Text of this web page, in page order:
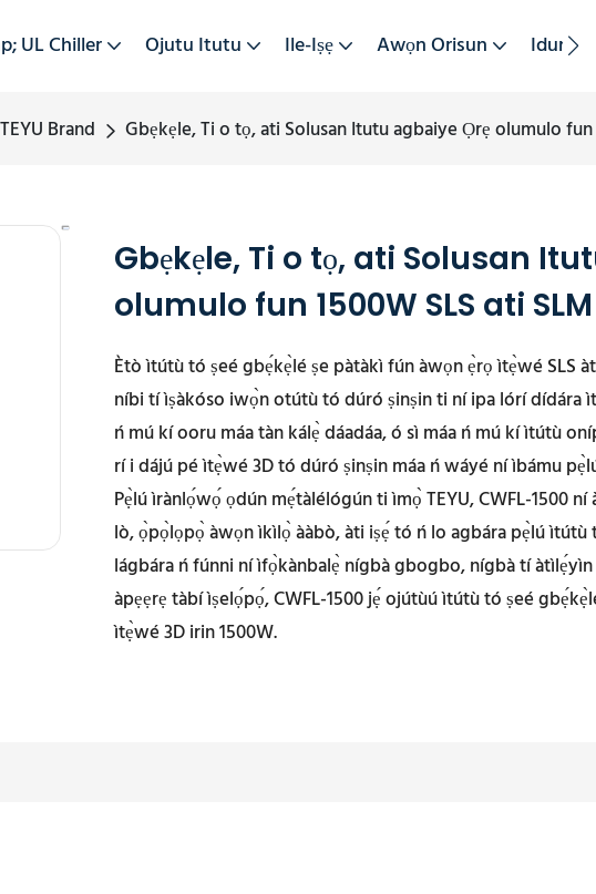
UL Chiller Ojutu Itutu Ile-Iṣẹ Awọn Orisun
TEYU Brand Gbẹkẹle, Ti o tọ, ati Solusan Itutu agbaiye Ọrẹ olumulo
Gbẹkẹle, Ti o tọ, ati Solusan
olumulo fun 1500W SLS ati
Ètò ìtútù tó ṣeé gbẹ́kẹ̀lé ṣe pàtàkì fún àwọn ẹ̀rọ ìtẹ̀wé SLS
níbi tí ìṣàkóso iwọ̀n otútù tó dúró ṣinṣin ti ní ipa lórí dídára
ń mú kí ooru máa tàn kálẹ̀ dáadáa, ó sì máa ń múkí ìtútù
rí i dájú pé ìtẹ̀wé 3D tó dúró ṣinṣin máa ń wáyé ní ìbámu
Pẹ̀lú ìrànlọ́wọ́ ọdún mẹ́tàlélógún ti ìmọ̀ TEYU, CWFL-1500
lò, ọ̀pọ̀lọpọ̀ àwọn ìkìlọ̀ ààbò, àti iṣẹ́ tó ń lo agbára pẹ̀lú
lágbára ń fúnni ní ìfọ̀kànbalẹ̀ nígbà gbogbo, nígbà tí
àpẹẹrẹ tàbí ìṣelọ́pọ́, CWFL-1500 jẹ́ ojútùú ìtútù tó ṣeé
ìtẹ̀wé 3D irin 1500W.